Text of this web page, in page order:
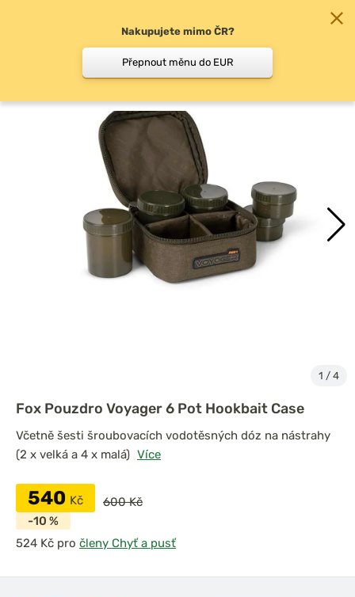
Pouzdra na doplňky
1 / 4
Fox Pouzdro Voyager 6 Pot Hookbait Case
Včetně šesti šroubovacích vodotěsných dóz na nástrahy
(2 x velká a 4 x malá) Více
540 Kč
600 Kč
-10 %
pro členy Chyť a pusť
Nakupujete mimo ČR?
Přepnout měnu do EUR